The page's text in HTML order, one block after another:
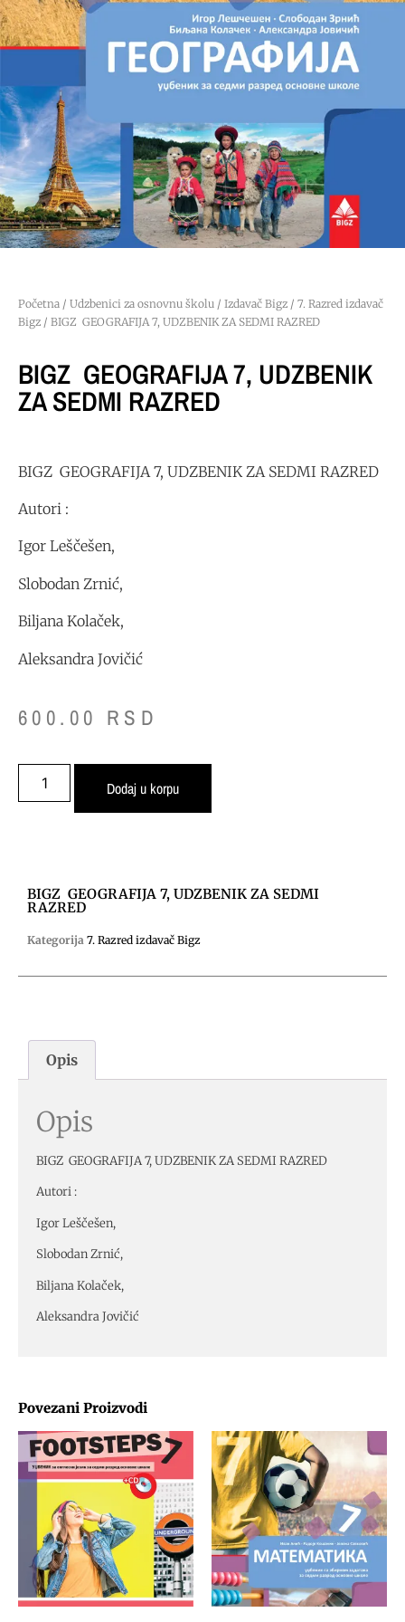
Početna / Udzbenici za osnovnu školu / Izdavač Bigz / 7. Razred izdavač
Bigz / BIGZ GEOGRAFIJA 7, UDZBENIK ZA SEDMI RAZRED
BIGZ GEOGRAFIJA 7, UDZBENIK
ZA SEDMI RAZRED
BIGZ GEOGRAFIJA 7, UDZBENIK ZA SEDMI RAZRED
Autori :
Igor Leščešen,
Slobodan Zrnić,
Biljana Kolaček,
Aleksandra Jovičić
600.00 RSD
Dodaj u korpu
Povezani Proizvodi
BIGZ GEOGRAFIJA 7, UDZBENIK ZA SEDMI
RAZRED
Kategorija 7. Razred izdavač Bigz
Opis
Opis
BIGZ GEOGRAFIJA 7, UDZBENIK ZA SEDMI RAZRED
Autori :
Igor Leščešen,
Slobodan Zrnić,
Biljana Kolaček,
Aleksandra Jovičić